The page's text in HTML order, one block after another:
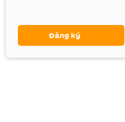
Đăng ký